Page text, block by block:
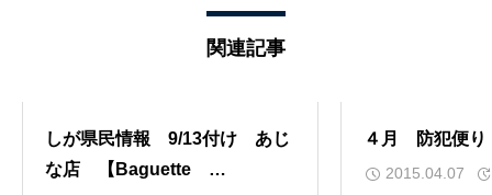
関連記事
しが県民情報 9/13付け あじ
な店 【Baguette
４月 防犯便り
2015.04.07